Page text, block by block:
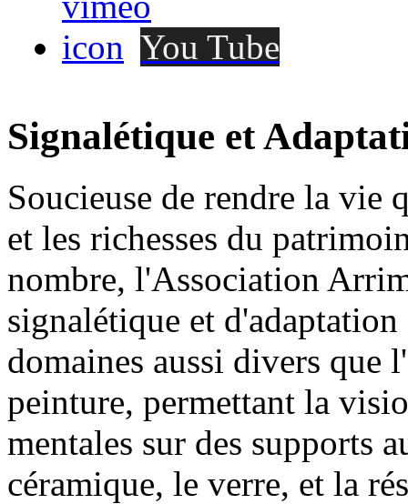
You Tube
Signalétique et
Soucieuse de rendre la vie
et les richesses du
nombre, l'Association
signalétique et
domaines aussi divers que
peinture, permettant la
mentales sur des supports
céramique, le verre, et la